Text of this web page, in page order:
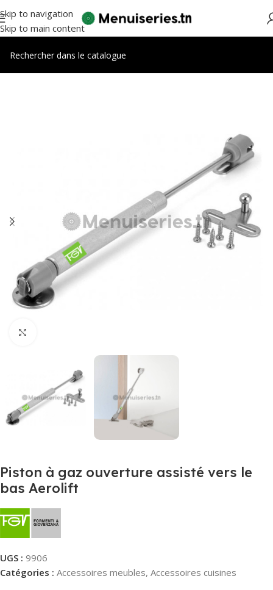
Skip to navigation
Skip to main content
Piston à gaz ouverture assisté vers le
bas Aerolift
UGS : 9906
Catégories : Accessoires meubles, Accessoires cuisines